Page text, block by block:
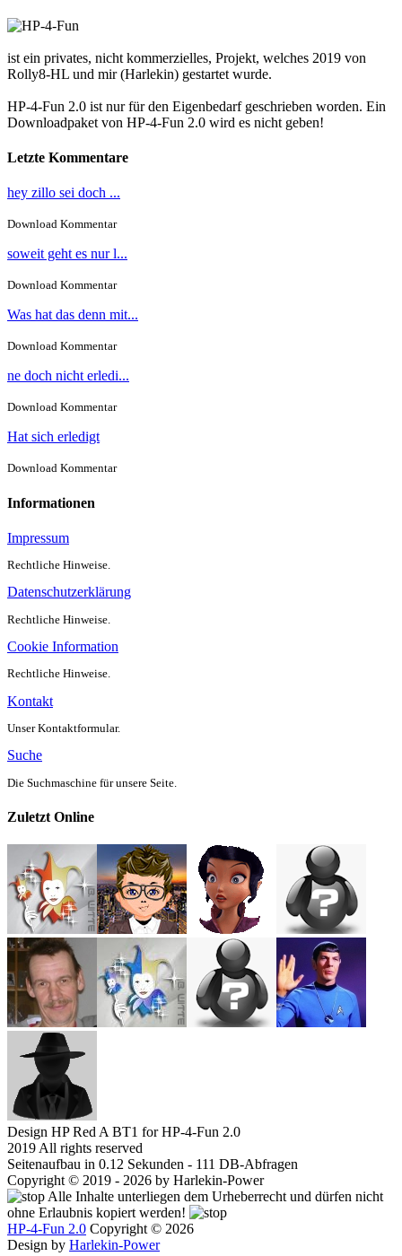
ist ein privates, nicht kommerzielles, Projekt, welches 2019 von
Rolly8-HL und mir (Harlekin) gestartet wurde.
HP-4-Fun 2.0 ist nur für den Eigenbedarf geschrieben worden. Ein
Downloadpaket von HP-4-Fun 2.0 wird es nicht geben!
Letzte Kommentare
hey zillo sei doch ...
Download Kommentar
soweit geht es nur l...
Download Kommentar
Was hat das denn mit...
Download Kommentar
ne doch nicht erledi...
Download Kommentar
Hat sich erledigt
Download Kommentar
Informationen
Impressum
Rechtliche Hinweise.
Datenschutzerklärung
Rechtliche Hinweise.
Cookie Information
Rechtliche Hinweise.
Kontakt
Unser Kontaktformular.
Suche
Die Suchmaschine für unsere Seite.
Zuletzt Online
Design HP Red A BT1 for HP-4-Fun 2.0
2019 All rights reserved
Seitenaufbau in 0.12 Sekunden - 111 DB-Abfragen
Copyright © 2019 - 2026 by Harlekin-Power
Alle Inhalte unterliegen dem Urheberrecht und dürfen nicht
ohne Erlaubnis kopiert werden!
HP-4-Fun 2.0 Copyright © 2026
Design by Harlekin-Power